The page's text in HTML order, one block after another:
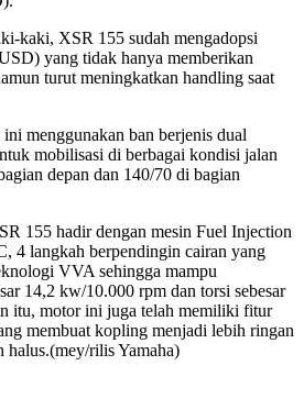
kaki, XSR 155 sudah mengadopsi
yang tidak hanya memberikan
turut meningkatkan handling saat
menggunakan ban berjenis dual
mobilisasi di berbagai kondisi jalan
depan dan 140/70 di bagian
155 hadir dengan mesin Fuel Injection
4 langkah berpendingin cairan yang
VVA sehingga mampu
14,2 kw/10.000 rpm dan torsi sebesar
itu, motor ini juga telah memiliki fitur
membuat kopling menjadi lebih ringan
halus.(mey/rilis Yamaha)